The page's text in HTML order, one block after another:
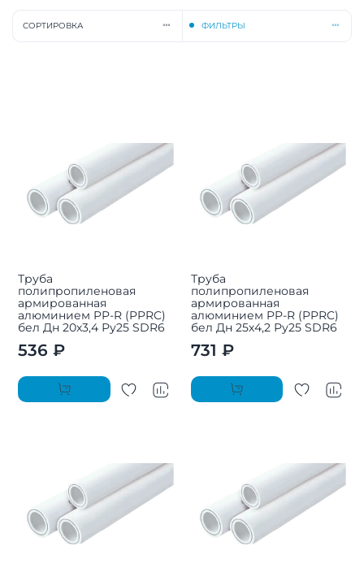
СОРТИРОВКА ФИЛЬТРЫ
Труба
полипропиленовая
армированная
алюминием PP-R (PPRC)
бел Дн 20х3,4 Ру25 SDR6
536 ₽
Труба
полипропиленовая
армированная
алюминием PP-R (PPRC)
бел Дн 25х4,2 Ру25 SDR6
731 ₽